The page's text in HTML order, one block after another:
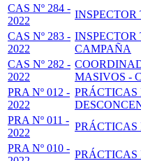
CAS Nº 284 -
2022
CAS Nº 283 -
2022
CAMPAÑA
CAS Nº 282 -
2022
MASIVOS -
PRA Nº 012 -
2022
PRÁCTICAS
PRA Nº 011 -
2022
PRÁCTICAS
PRA Nº 010 -
PRÁCTICAS